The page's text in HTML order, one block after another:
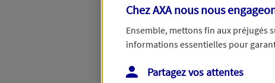
60 jours, ou de 35
Votre réclamation
Chez AXA nous nous
Ensemble, mettons fin aux préjugés
informations essentielles pour
Partagez vos attentes